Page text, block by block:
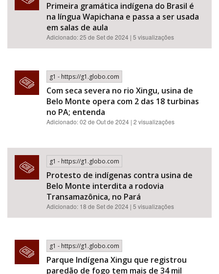
Primeira gramática indígena do Brasil é
na língua Wapichana e passa a ser usada
em salas de aula
Adicionado: 25 de Set de 2024 | 5 visualizações
g1 - https://g1.globo.com
Com seca severa no rio Xingu, usina de
Belo Monte opera com 2 das 18 turbinas
no PA; entenda
Adicionado: 02 de Out de 2024 | 2 visualizações
g1 - https://g1.globo.com
Protesto de indígenas contra usina de
Belo Monte interdita a rodovia
Transamazônica, no Pará
Adicionado: 18 de Set de 2024 | 5 visualizações
g1 - https://g1.globo.com
Parque Indígena Xingu que registrou
paredão de fogo tem mais de 34 mil